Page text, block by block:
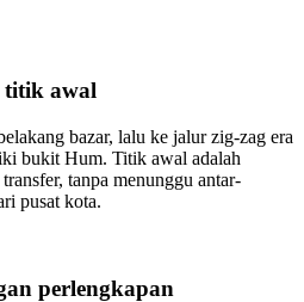
titik awal
bazar, lalu ke jalur zig-zag era
bukit Hum. Titik awal adalah
tanpa menunggu antar-
pusat kota.
perlengkapan